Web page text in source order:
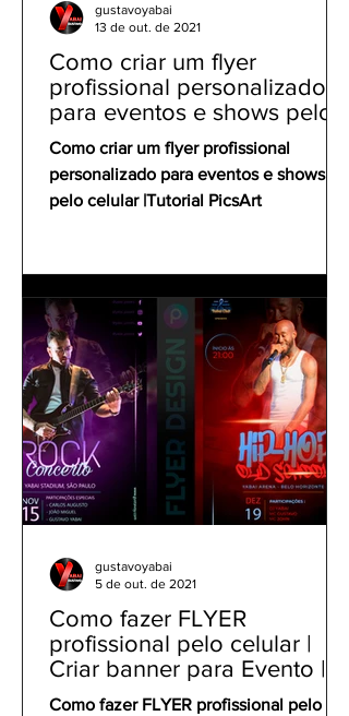
Como criar um flyer
profissional personalizado
para eventos e shows pelo
celular | Tutorial PicsArt
Como criar um flyer profissional
personalizado para eventos e shows
pelo celular |Tutorial PicsArt
gustavoyabai
13 de out. de 2021
Como fazer FLYER
profissional pelo celular |
Criar banner para Evento |
Tutorial Panfleto PicsArt
Como fazer FLYER profissional pelo
gustavoyabai
5 de out. de 2021